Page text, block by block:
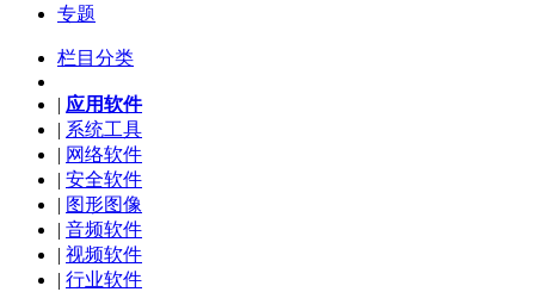
专题
栏目分类
| 应用软件
| 系统工具
| 网络软件
| 安全软件
| 图形图像
| 音频软件
| 视频软件
| 行业软件